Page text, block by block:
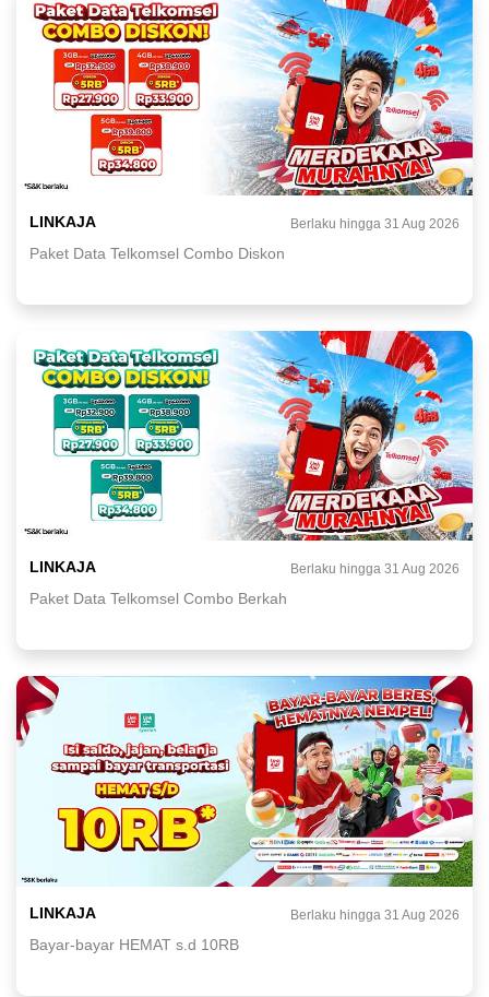
LINKAJA Berlaku hingga 31 Aug 2026
Paket Data Telkomsel Combo Diskon
LINKAJA Berlaku hingga 31 Aug 2026
Paket Data Telkomsel Combo Berkah
LINKAJA Berlaku hingga 31 Aug 2026
Bayar-bayar HEMAT s.d 10RB